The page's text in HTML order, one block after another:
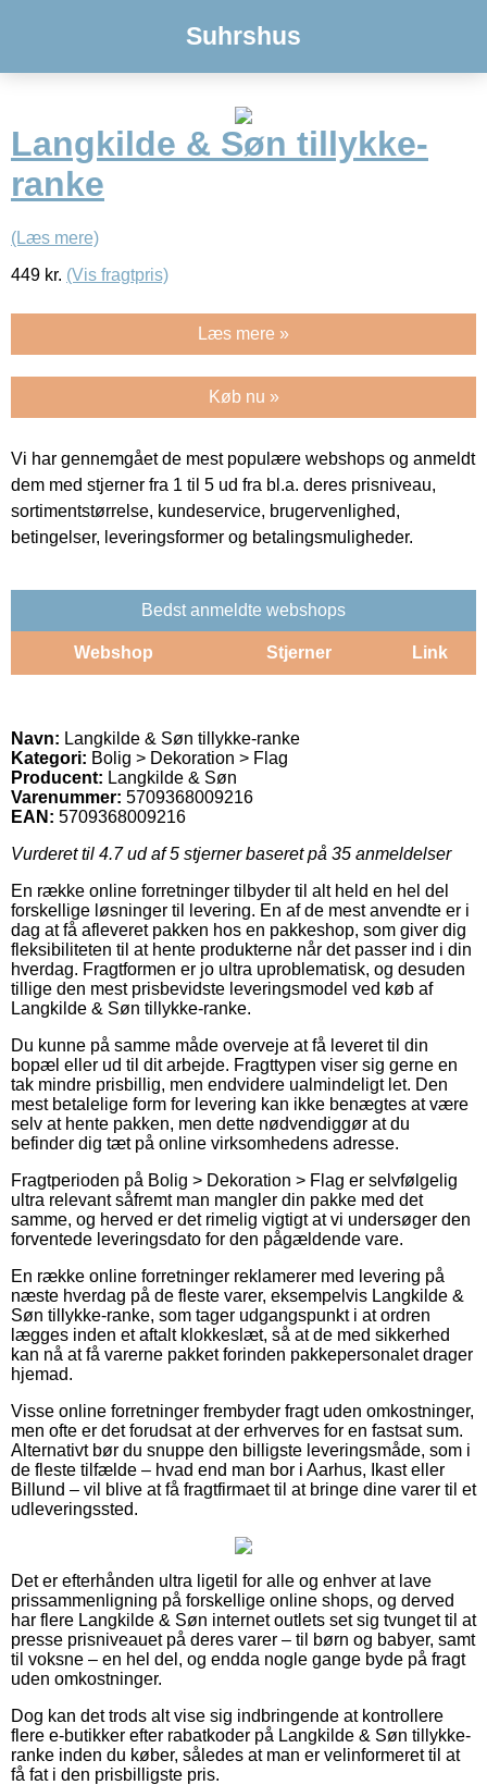
Suhrshus
Langkilde & Søn tillykke-
ranke
(Læs mere)
449 kr. (Vis fragtpris)
Læs mere »
Køb nu »
Vi har gennemgået de mest populære webshops og anmeldt
dem med stjerner fra 1 til 5 ud fra bl.a. deres prisniveau,
sortimentstørrelse, kundeservice, brugervenlighed,
betingelser, leveringsformer og betalingsmuligheder.
Bedst anmeldte webshops
Webshop Stjerner Link
Navn: Langkilde & Søn tillykke-ranke
Kategori: Bolig > Dekoration > Flag
Producent: Langkilde & Søn
Varenummer: 5709368009216
EAN: 5709368009216
Vurderet til 4.7ud af 5 stjerner baseret på 35 anmeldelser
En række online forretninger tilbyder til alt held en hel del
forskellige løsninger til levering. En af de mest anvendte er i
dag at få afleveret pakken hos en pakkeshop, som giver dig
fleksibiliteten til at hente produkterne når det passer ind i din
hverdag. Fragtformen er jo ultra uproblematisk, og desuden
tillige den mest prisbevidste leveringsmodel ved køb af
Langkilde & Søn tillykke-ranke.
Du kunne på samme måde overveje at få leveret til din
bopæl eller ud til dit arbejde. Fragttypen viser sig gerne en
tak mindre prisbillig, men endvidere ualmindeligt let. Den
mest betalelige form for levering kan ikke benægtes at være
selv at hente pakken, men dette nødvendiggør at du
befinder dig tæt på online virksomhedens adresse.
Fragtperioden på Bolig > Dekoration > Flag er selvfølgelig
ultra relevant såfremt man mangler din pakke med det
samme, og herved er det rimelig vigtigt at vi undersøger den
forventede leveringsdato for den pågældende vare.
En række online forretninger reklamerer med levering på
næste hverdag på de fleste varer, eksempelvis Langkilde &
Søn tillykke-ranke, som tager udgangspunkt i at ordren
lægges inden et aftalt klokkeslæt, så at de med sikkerhed
kan nå at få varerne pakket forinden pakkepersonalet drager
hjemad.
Visse online forretninger frembyder fragt uden omkostninger,
men ofte er det forudsat at der erhverves for en fastsat sum.
Alternativt bør du snuppe den billigste leveringsmåde, som i
de fleste tilfælde – hvad end man bor i Aarhus, Ikast eller
Billund – vil blive at få fragtfirmaet til at bringe dine varer til et
udleveringssted.
Det er efterhånden ultra ligetil for alle og enhver at lave
prissammenligning på forskellige online shops, og derved
har flere Langkilde & Søn internet outlets set sig tvunget til at
presse prisniveauet på deres varer – til børn og babyer, samt
til voksne – en hel del, og endda nogle gange byde på fragt
uden omkostninger.
Dog kan det trods alt vise sig indbringende at kontrollere
flere e-butikker efter rabatkoder på Langkilde & Søn tillykke-
ranke inden du køber, således at man er velinformeret til at
få fat i den prisbilligste pris.